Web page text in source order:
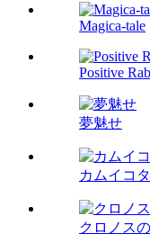
Magica-tale
Positive
夢魅せ
カムイコ
クロノス